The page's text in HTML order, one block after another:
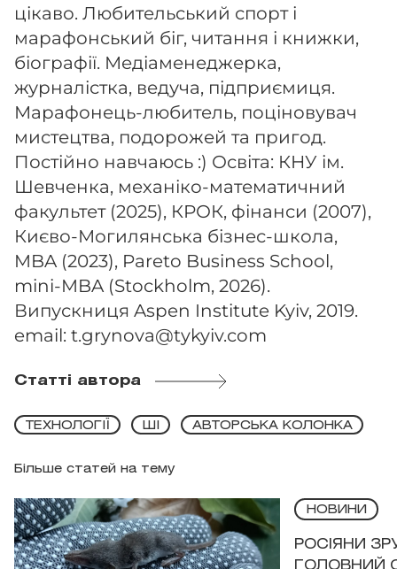
цікаво. Любительський спорт і
марафонський біг, читання і книжки,
біографії. Медіаменеджерка,
журналістка, ведуча, підприємиця.
Марафонець-любитель, поціновувач
мистецтва, подорожей та пригод.
Постійно навчаюсь :) Освіта: КНУ ім.
Шевченка, механіко-математичний
факультет (2025), КРОК, фінанси (2007),
Києво-Могилянська бізнес-школа,
MBA (2023), Pareto Business School,
mini-MBA (Stockholm, 2026).
Випускниця Aspen Institute Kyiv, 2019.
email: t.grynova@tykyiv.com
Статті автора
Більше статей на тему
ТЕХНОЛОГІЇ ШІ АВТОРСЬКА КОЛОНКА
НОВИНИ
РОСІЯНИ
ГОЛОВНИЙ